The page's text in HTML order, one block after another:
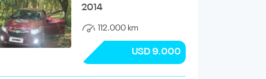
2014
112.000 km
USD 9.000